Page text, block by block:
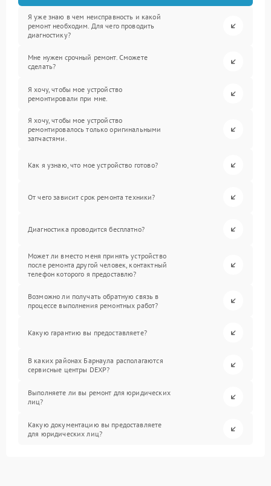
Я уже знаю в чем неисправность и какой
ремонт необходим. Для чего проводить
диагностику?
Мне нужен срочный ремонт. Сможете
сделать?
Я хочу, чтобы мое устройство
ремонтировали при мне.
Я хочу, чтобы мое устройство
ремонтировалось только оригинальными
запчастями.
Как я узнаю, что мое устройство готово?
От чего зависит срок ремонта техники?
Диагностика проводится бесплатно?
Может ли вместо меня принять устройство
после ремонта другой человек, контактный
телефон которого я предоставлю?
Возможно ли получать обратную связь в
процессе выполнения ремонтных работ?
Какую гарантию вы предоставляете?
В каких районах Барнаула располагаются
сервисные центры DEXP?
Выполняете ли вы ремонт для юридических
лиц?
Какую документацию вы предоставляете
для юридических лиц?